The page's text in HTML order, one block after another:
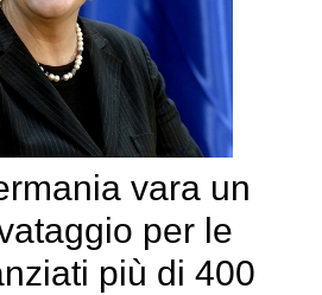
vara un
per le
più di 400